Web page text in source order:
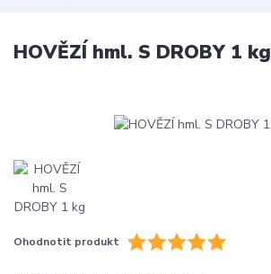
HOVĚZÍ hml. S DROBY 1 kg
Ohodnotit produkt